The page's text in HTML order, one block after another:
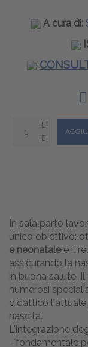
A cura di:
In sala parto
unico obiettivo:
e neonatalee il
assicurando la
in buona salute.
numerosi
didattico l'attuale
nascita.
L'integrazione
- fondamentale